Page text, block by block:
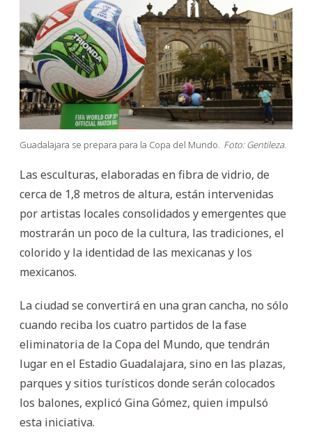
Guadalajara se prepara para la Copa del Mundo. Foto: Gentileza.
Las esculturas, elaboradas en fibra de vidrio, de
cerca de 1,8 metros de altura, están intervenidas
por artistas locales consolidados y emergentes que
mostrarán un poco de la cultura, las tradiciones, el
colorido y la identidad de las mexicanas y los
mexicanos.
La ciudad se convertirá en una gran cancha, no sólo
cuando reciba los cuatro partidos de la fase
eliminatoria de la Copa del Mundo, que tendrán
lugar en el Estadio Guadalajara, sino en las plazas,
parques y sitios turísticos donde serán colocados
los balones, explicó Gina Gómez, quien impulsó
esta iniciativa.